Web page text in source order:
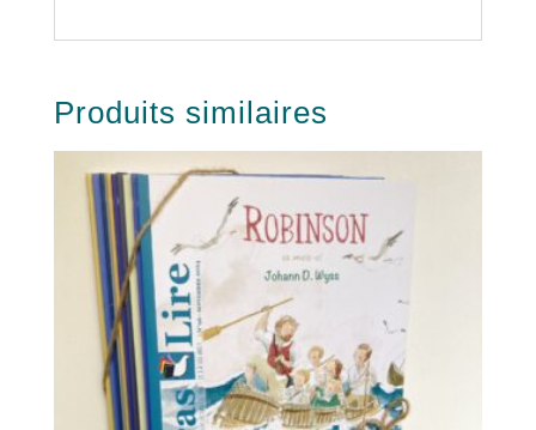
Produits similaires